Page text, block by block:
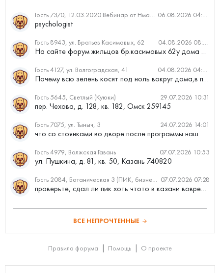
Гость 7370, 12.03.2020 Вебинар от Нмаркет.ПРО: «Актуальное об ипотеке: что нужно знать» 06.08.2026 04:00
psychologist
Гость 8943, ул. Братьев Касимовых, 62 04.08.2026 08:34
На сайте форум жильцов бр.касимовых 62у дома растут красивые...
Гость 4127, ул. Волгоградская, 41 04.08.2026 04:46
Почему всю зелень косят под ноль вокруг дома,в полисадниках....
Гость 5645, Светлый (Куюки) 29.07.2026 10:31
пер. Чехова, д. 128, кв. 182, Омск 259145
Гость 7075, ул. Тыныч, 3 24.07.2026 14:01
что со стоянками во дворе после программы наш двор
Гость 4979, Волжская Гавань 07.07.2026 10:53
ул. Пушкина, д. 81, кв. 50, Казань 740820
Гость 2084, Ботаническая 3 (ПИК, бизнес-класс) 07.07.2026 07:28
проверьте, сдал ли пик хоть чтото в казани вовремя?
ВСЕ НЕПРОЧТЕННЫЕ
Правила форума Помощь О проекте